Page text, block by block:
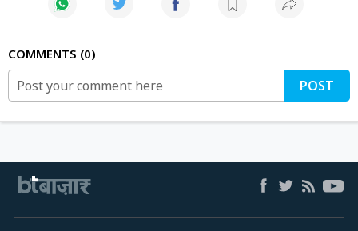
COMMENTS 0
POST